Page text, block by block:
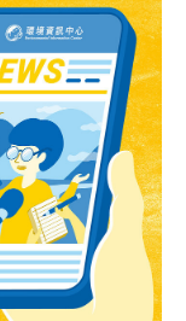
麼難題？宜蘭縣
靜的泰雅部落，
。部落居民原本
20年來，這座山
不高，但是山勢
月武塔部落的居
過，隧道工程距
公路局蘇花公路
續